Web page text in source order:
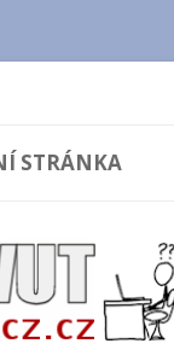
STRÁNKA